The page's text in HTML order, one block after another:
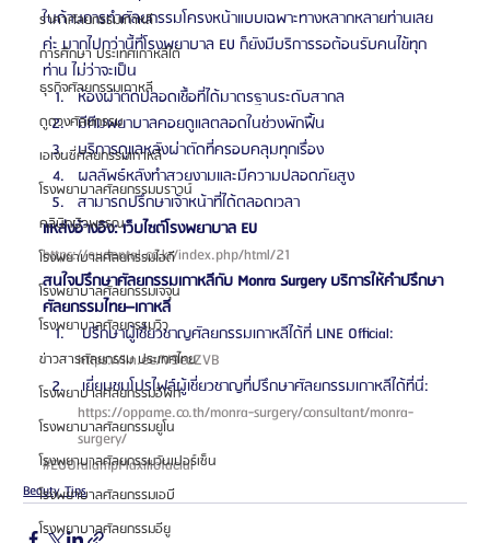
ราคาศัลยกรรมเกาหลี
การศึกษา ประเทศเกาหลีใต้
ธุรกิจศัลยกรรมเกาหลี
ดูดวงศัลยกรรม
เอเจนซี่ศัลยกรรมเกาหลี
โรงพยาบาลศัลยกรรมบราวน์
คลินิกผิวพรรณ
โรงพยาบาลศัลยกรรมไอดี
โรงพยาบาลศัลยกรรมเจจุน
โรงพยาบาลศัลยกรรมวิว
ข่าวสารศัลยกรรม ประเทศไทย
โรงพยาบาลศัลยกรรมอีพิก
โรงพยาบาลศัลยกรรมยูโน
โรงพยาบาลศัลยกรรมวันเปอร์เซ็น
โรงพยาบาลศัลยกรรมเอบี
โรงพยาบาลศัลยกรรมอียู
ในด้านการทำศัลยกรรมโครงหน้าแบบเฉพาะทางหลากหลายท่านเลย
ค่ะ มากไปกว่านี้ที่โรงพยาบาล EU ก็ยังมีบริการรอต้อนรับคนไข้ทุก
ท่าน ไม่ว่าจะเป็น
ห้องผ่าตัดปลอดเชื้อที่ได้มาตรฐานระดับสากล
มีทีมพยาบาลคอยดูแลตลอดในช่วงพักฟื้น
บริการดูแลหลังผ่าตัดที่ครอบคลุมทุกเรื่อง
ผลลัพธ์หลังทำสวยงามและมีความปลอดภัยสูง
สามารถปรึกษาเจ้าหน้าที่ได้ตลอดเวลา
แหล่งอ้างอิง: เว็บไซต์โรงพยาบาล EU
https://eudental.co.kr/index.php/html/21
สนใจปรึกษาศัลยกรรมเกาหลีกับ Monra Surgery บริการให้คำปรึกษา
ศัลยกรรมไทย–เกาหลี
ปรึกษาผู้เชี่ยวชาญศัลยกรรมเกาหลีได้ที่ LINE Official:
https://lin.ee/V9ezZVB
เยี่ยมชมโปรไฟล์ผู้เชี่ยวชาญที่ปรึกษาศัลยกรรมเกาหลีได้ที่นี่:
https://oppame.co.th/monra-surgery/consultant/monra-
surgery/
#EUOralampMaxillofacial
Beauty Tips